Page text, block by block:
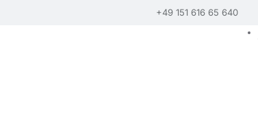
+49 151 616 65 640